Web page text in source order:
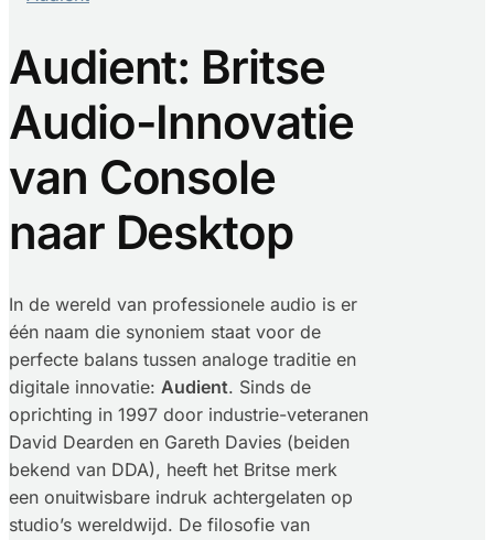
Audient: Britse
Audio-Innovatie
van Console
naar Desktop
In de wereld van professionele audio is er
één naam die synoniem staat voor de
perfecte balans tussen analoge traditie en
digitale innovatie: Audient. Sinds de
oprichting in 1997 door industrie-veteranen
David Dearden en Gareth Davies (beiden
bekend van DDA), heeft het Britse merk
een onuitwisbare indruk achtergelaten op
studio’s wereldwijd. De filosofie van